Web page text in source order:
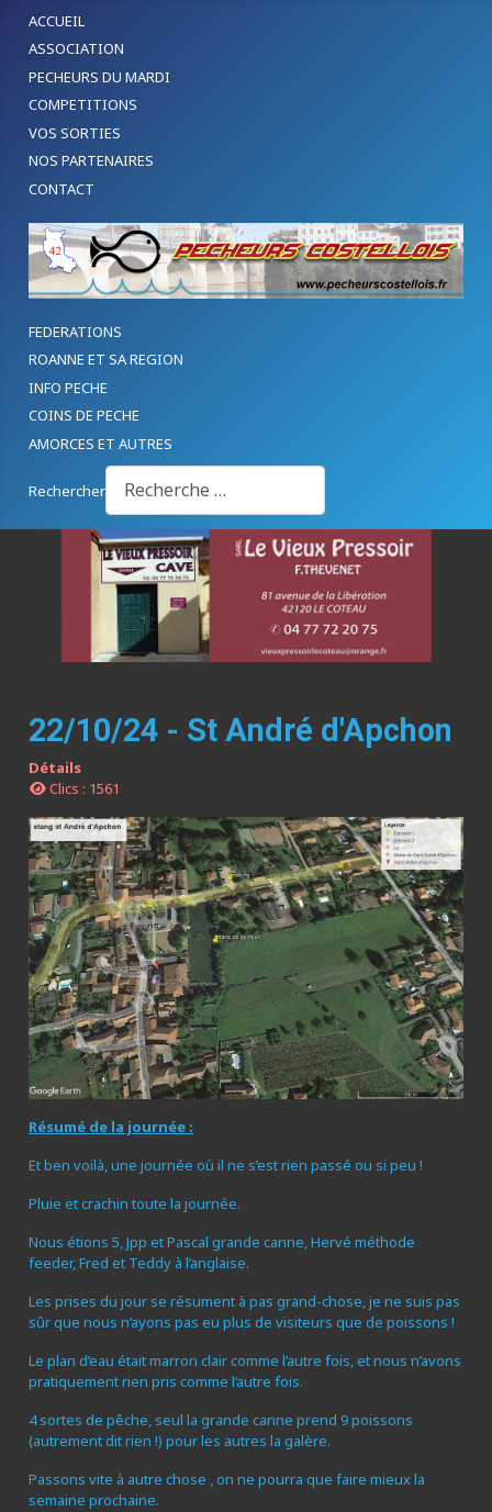
ACCUEIL
ASSOCIATION
PECHEURS DU MARDI
COMPETITIONS
VOS SORTIES
NOS PARTENAIRES
CONTACT
FEDERATIONS
ROANNE ET SA REGION
INFO PECHE
COINS DE PECHE
AMORCES ET AUTRES
Rechercher
22/10/24 - St André d'Apchon
Détails
Clics : 1561
Résumé de la journée :
Et ben voilà, une journée où il ne s’est rien passé ou si peu !
Pluie et crachin toute la journée.
Nous étions 5, Jpp et Pascal grande canne, Hervé méthode
feeder, Fred et Teddy à l’anglaise.
Les prises du jour se résument à pas grand-chose, je ne suis pas
sûr que nous n’ayons pas eu plus de visiteurs que de poissons !
Le plan d’eau était marron clair comme l’autre fois, et nous n’avons
pratiquement rien pris comme l’autre fois.
4 sortes de pêche, seul la grande canne prend 9 poissons
(autrement dit rien !) pour les autres la galère.
Passons vite à autre chose , on ne pourra que faire mieux la
semaine prochaine.